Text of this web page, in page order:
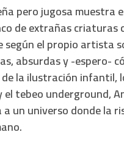
pero jugosa muestra
de extrañas criaturas
según el propio artista
absurdas y -espero-
la ilustración infantil,
el tebeo underground,
un universo donde la